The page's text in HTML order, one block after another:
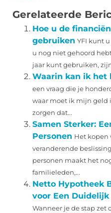
Gerelateerde
Hoe u de
gebruiken YFI kunt
u nog niet gehoord
jaar kunt gebruiken,
Waarin kan ik het
een vraag die je
waar moet ik mijn geld
zorgen dat...
Samen Sterker:
Personen Het kopen
veranderende
personen maakt het
familieleden,...
Netto Hypotheek
voor Een
Wanneer je de stap zet